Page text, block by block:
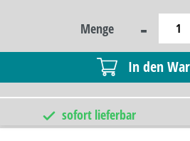
Menge -
In den
sofort lieferbar